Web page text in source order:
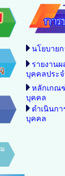
นโยบาย
รายงาน
บุคคลประ
หลักเกณ
บุคคล
ดำเนินก
บุคคล